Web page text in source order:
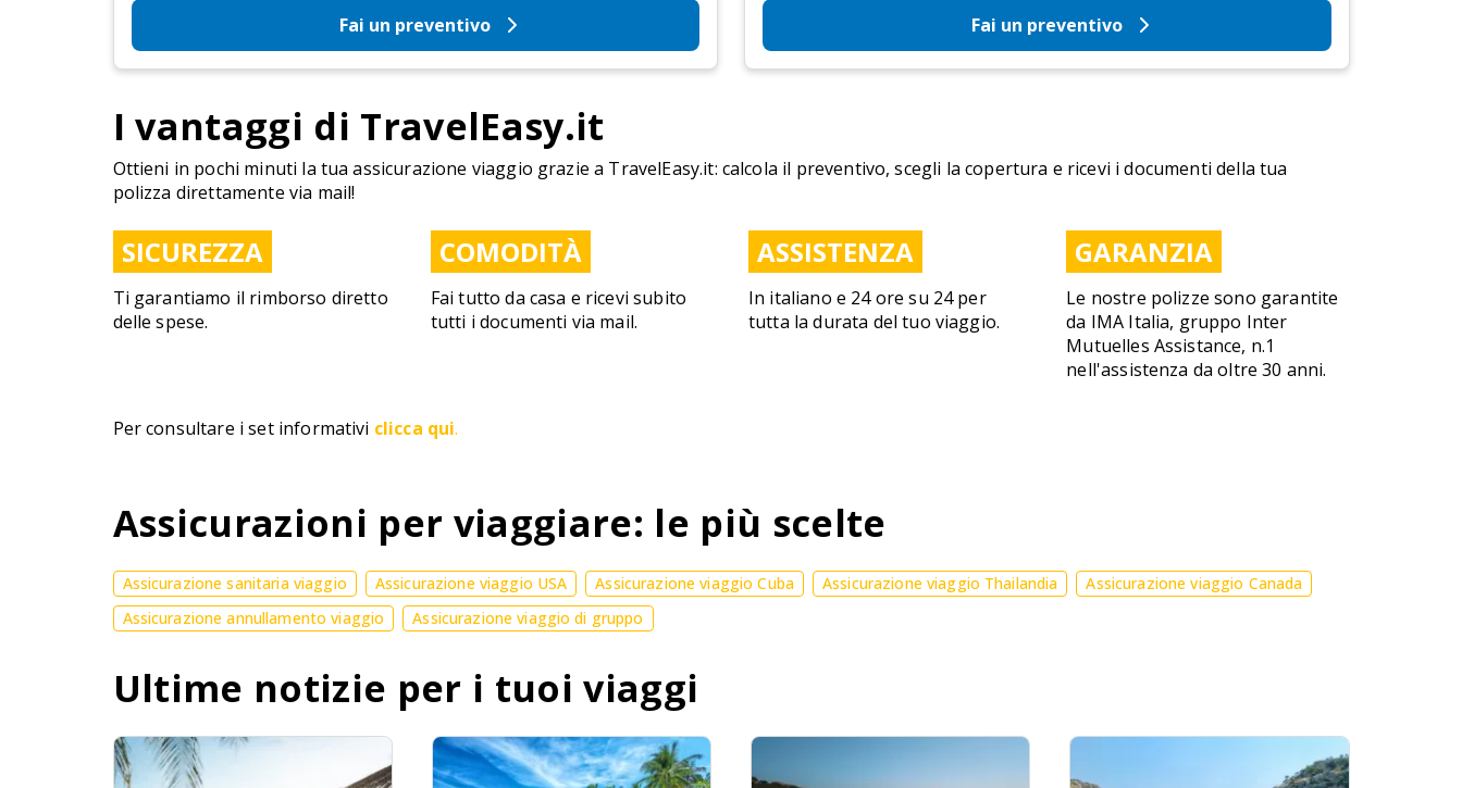
Fai un preventivo Fai un preventivo
I vantaggi di TravelEasy.it
Ottieni in pochi minuti la tua assicurazione viaggio grazie a TravelEasy.it: calcola il preventivo, scegli la copertura e ricevi i documenti della tua
polizza direttamente via mail!
SICUREZZA
Ti garantiamo il rimborso diretto
delle spese.
COMODITÀ
Fai tutto da casa e ricevi subito
tutti i documenti via mail.
ASSISTENZA
In italiano e 24 ore su 24 per
tutta la durata del tuo viaggio.
GARANZIA
Le nostre polizze sono garantite
da IMA Italia, gruppo Inter
Mutuelles Assistance, n.1
nell'assistenza da oltre 30 anni.
Per consultare i set informativi clicca qui.
Assicurazioni per viaggiare: le più scelte
Assicurazione sanitaria viaggio Assicurazione viaggio USA Assicurazione viaggio Cuba Assicurazione viaggio Thailandia
Assicurazione viaggio Canada
Assicurazione annullamento viaggio
Assicurazione viaggio di gruppo
Ultime notizie per i tuoi viaggi